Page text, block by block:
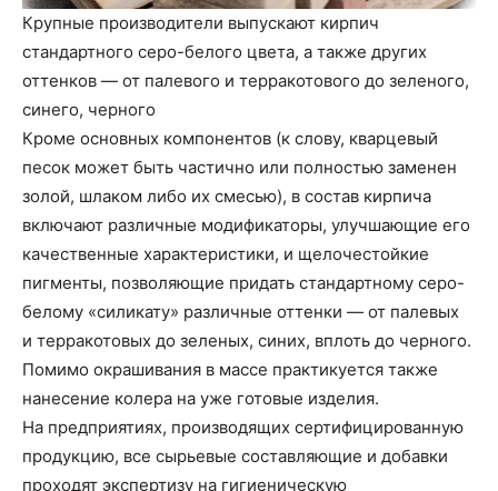
Крупные производители выпускают кирпич
стандартного серо-белого цвета, а также других
оттенков — от палевого и терракотового до зеленого,
синего, черного
Кроме основных компонентов (к слову, кварцевый
песок может быть частично или полностью заменен
золой, шлаком либо их смесью), в состав кирпича
включают различные модификаторы, улучшающие его
качественные характеристики, и щелочестойкие
пигменты, позволяющие придать стандартному серо-
белому «силикату» различные оттенки — от палевых
и терракотовых до зеленых, синих, вплоть до черного.
Помимо окрашивания в массе практикуется также
нанесение колера на уже готовые изделия.
На предприятиях, производящих сертифицированную
продукцию, все сырьевые составляющие и добавки
проходят экспертизу на гигиеническую